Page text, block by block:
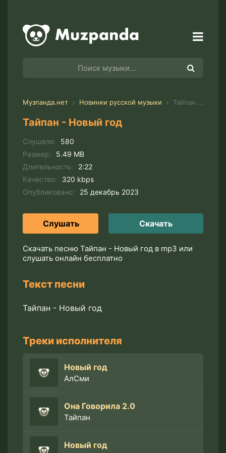
Музпанда.нет Новинки русской музыки Тайпан - Новый год
Тайпан - Новый год
Слушали:
580
Размер:
5.49 MB
Длительность:
2:22
Качество:
320 kbps
Опубликовано:
25 декабрь 2023
Слушать Скачать
Скачать песню Тайпан - Новый год в mp3 или
слушать онлайн бесплатно
Текст песни
Тайпан - Новый год
Треки исполнителя
Новый год
АлСми
Она Говорила 2.0
Тайпан
Новый год